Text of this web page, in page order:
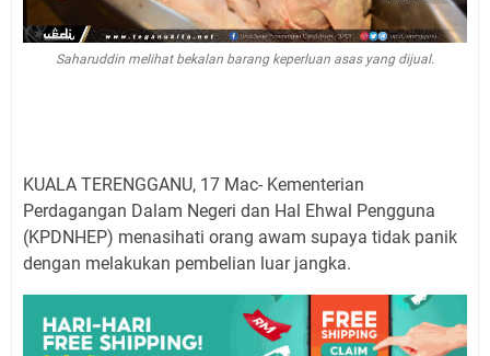
Saharuddin melihat bekalan barang keperluan asas yang dijual.
KUALA TERENGGANU, 17 Mac- Kementerian
Perdagangan Dalam Negeri dan Hal Ehwal Pengguna
(KPDNHEP) menasihati orang awam supaya tidak panik
dengan melakukan pembelian luar jangka.